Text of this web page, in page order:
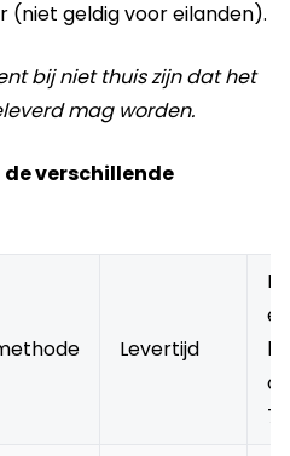
(niet geldig voor eilanden).
bij niet thuis zijn dat het
mag worden.
verschillende
Levertijd
75